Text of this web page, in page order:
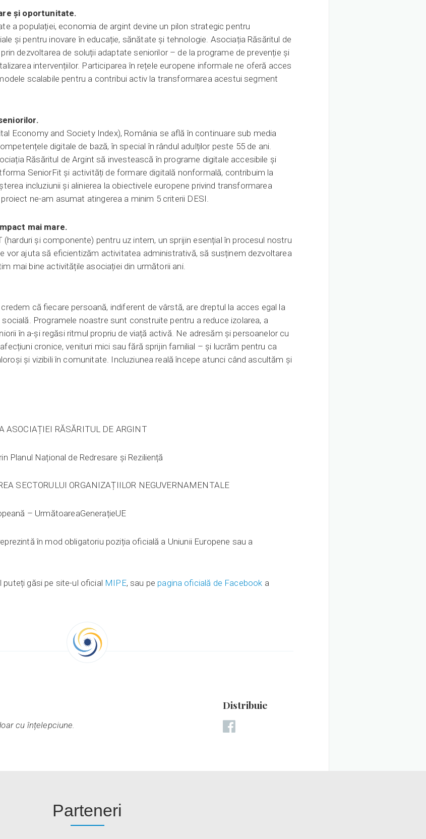
și oportunitate.
a populației, economia de argint devine un pilon strategic pentru
și pentru inovare în educație, sănătate și tehnologie. Asociația Răsăritul de
dezvoltarea de soluții adaptate seniorilor – de la programe de prevenție și
intervențiilor. Participarea în rețele europene informale ne oferă acces
scalabile pentru a contribui activ la transformarea acestui segment
Economy and Society Index), România se află în continuare sub media
digitale de bază, în special în rândul adulților peste 55 de ani.
Răsăritul de Argint să investească în programe digitale accesibile și
SeniorFit și activități de formare digitală nonformală, contribuim la
incluziunii și alinierea la obiectivele europene privind transformarea
ne-am asumat atingerea a minim 5 criterii DESI.
mai mare.
și componente) pentru uz intern, un sprijin esențial în procesul nostru
vor ajuta să eficientizăm activitatea administrativă, să susținem dezvoltarea
mai bine activitățile asociației din următorii ani.
că fiecare persoană, indiferent de vârstă, are dreptul la acces egal la
Programele noastre sunt construite pentru a reduce izolarea, a
în a-și regăsi ritmul propriu de viață activă. Ne adresăm și persoanelor cu
cronice, venituri mici sau fără sprijin familial – și lucrăm pentru ca
și vizibili în comunitate. Incluziunea reală începe atunci când ascultăm și
ASOCIAȚIEI RĂSĂRITUL DE ARGINT
Planul Național de Redresare și Reziliență
SECTORULUI ORGANIZAȚIILOR NEGUVERNAMENTALE
– UrmătoareaGenerațieUE
în mod obligatoriu poziția oficială a Uniunii Europene sau a
găsi pe site-ul oficial MIPE, sau pe pagina oficială de Facebook a
cu înțelepciune.
Distribuie
Parteneri